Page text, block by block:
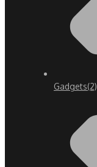
Gadgets(2)